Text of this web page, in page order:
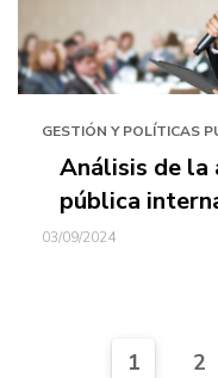
GESTIÓN Y POLÍTICAS
Análisis de la
pública
03/09/2024
1 2